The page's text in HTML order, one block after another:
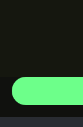
Bitcoin
XRP